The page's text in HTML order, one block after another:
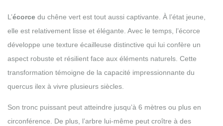
L’écorce du chêne vert est tout aussi captivante. À l’état jeune,
elle est relativement lisse et élégante. Avec le temps, l’écorce
développe une texture écailleuse distinctive qui lui confère un
aspect robuste et résilient face aux éléments naturels. Cette
transformation témoigne de la capacité impressionnante du
quercus ilex à vivre plusieurs siècles.
Son tronc puissant peut atteindre jusqu’à 6 mètres ou plus en
circonférence. De plus, l’arbre lui-même peut croître à des